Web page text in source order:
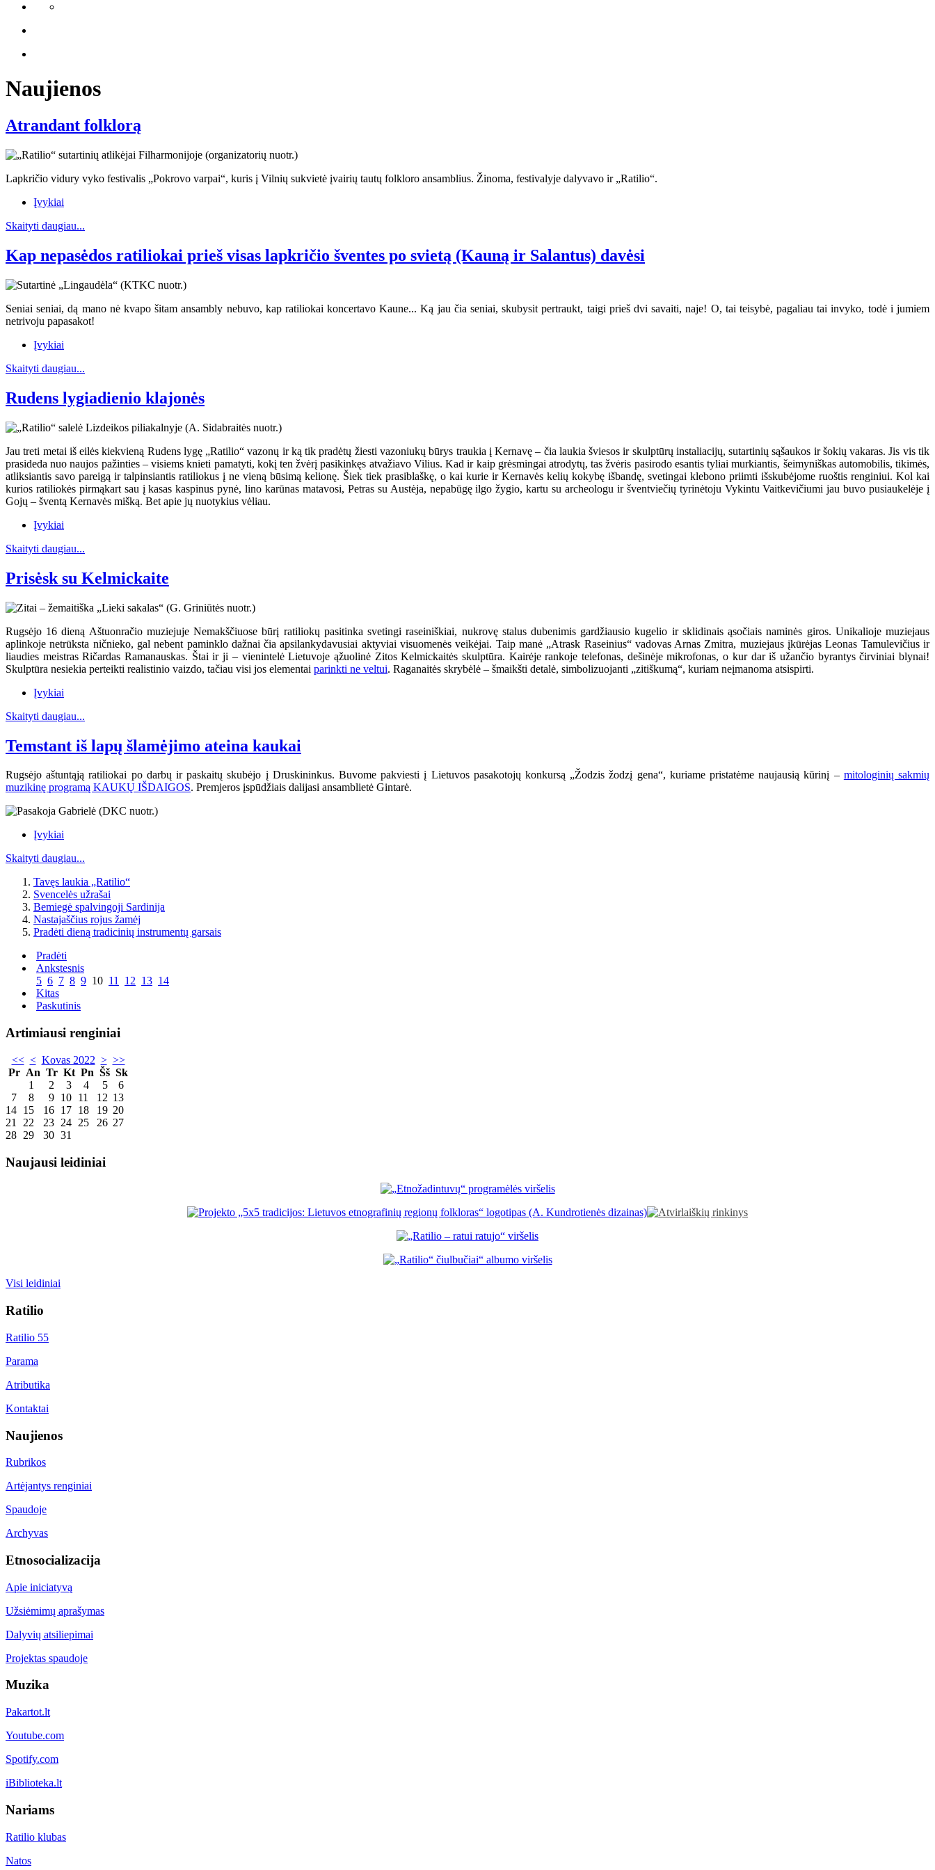
Naujienos
Atrandant folklorą
Lapkričio vidury vyko festivalis „Pokrovo varpai“, kuris į Vilnių sukvietė įvairių tautų folkloro ansamblius. Žinoma, festivalyje dalyvavo ir „Ratilio“.
Įvykiai
Skaityti daugiau...
Kap nepasėdos ratiliokai prieš visas lapkričio šventes po svietą (Kauną ir Salantus) davėsi
Seniai seniai, dą mano nė kvapo šitam ansambly nebuvo, kap ratiliokai koncertavo Kaune... Ką jau čia seniai, skubysit pertraukt, taigi prieš dvi savaiti, naje! O, tai teisybė, pagaliau tai invyko, todė i jumiem
netrivoju papasakot!
Įvykiai
Skaityti daugiau...
Rudens lygiadienio klajonės
Jau treti metai iš eilės kiekvieną Rudens lygę „Ratilio“ vazonų ir ką tik pradėtų žiesti vazoniukų būrys traukia į Kernavę – čia laukia šviesos ir skulptūrų instaliacijų, sutartinių sąšaukos ir šokių vakaras. Jis vis tik
prasideda nuo naujos pažinties – visiems knieti pamatyti, kokį ten žvėrį pasikinkęs atvažiavo Vilius. Kad ir kaip grėsmingai atrodytų, tas žvėris pasirodo esantis tyliai murkiantis, šeimyniškas automobilis, tikimės,
atliksiantis savo pareigą ir talpinsiantis ratiliokus į ne vieną būsimą kelionę. Šiek tiek prasiblaškę, o kai kurie ir Kernavės kelių kokybę išbandę, svetingai klebono priimti išskubėjome ruoštis renginiui. Kol kai
kurios ratiliokės pirmąkart sau į kasas kaspinus pynė, lino karūnas matavosi, Petras su Austėja, nepabūgę ilgo žygio, kartu su archeologu ir šventviečių tyrinėtoju Vykintu Vaitkevičiumi jau buvo pusiaukelėje į
Gojų – šventą Kernavės mišką. Bet apie jų nuotykius vėliau.
Įvykiai
Skaityti daugiau...
Prisėsk su Kelmickaite
Rugsėjo 16 dieną Aštuonračio muziejuje Nemakščiuose būrį ratiliokų pasitinka svetingi raseiniškiai, nukrovę stalus dubenimis gardžiausio kugelio ir sklidinais ąsočiais naminės giros. Unikalioje muziejaus
aplinkoje netrūksta ničnieko, gal nebent paminklo dažnai čia apsilankydavusiai aktyviai visuomenės veikėjai. Taip manė „Atrask Raseinius“ vadovas Arnas Zmitra, muziejaus įkūrėjas Leonas Tamulevičius ir
liaudies meistras Ričardas Ramanauskas. Štai ir ji – vienintelė Lietuvoje ąžuolinė Zitos Kelmickaitės skulptūra. Kairėje rankoje telefonas, dešinėje mikrofonas, o kur dar iš užančio byrantys čirviniai blynai!
Skulptūra nesiekia perteikti realistinio vaizdo, tačiau visi jos elementai parinkti ne veltui. Raganaitės skrybėlė – šmaikšti detalė, simbolizuojanti „zitiškumą“, kuriam neįmanoma atsispirti.
Įvykiai
Skaityti daugiau...
Temstant iš lapų šlamėjimo ateina kaukai
Rugsėjo aštuntąją ratiliokai po darbų ir paskaitų skubėjo į Druskininkus. Buvome pakviesti į Lietuvos pasakotojų konkursą „Žodzis žodzį gena“, kuriame pristatėme naujausią kūrinį – mitologinių sakmių
muzikinę programą KAUKŲ IŠDAIGOS. Premjeros įspūdžiais dalijasi ansamblietė Gintarė.
Įvykiai
Skaityti daugiau...
Tavęs laukia „Ratilio“
Svencelės užrašai
Bemiegė spalvingoji Sardinija
Nastajaščius rojus žamėj
Pradėti dieną tradicinių instrumentų garsais
Pradėti
Ankstesnis
5 6 7 8 9 10 11 12 13 14
Kitas
Paskutinis
Artimiausi renginiai
<< < Kovas 2022 > >>
Pr An Tr Kt Pn Šš Sk
1
2 3 4 5
6
7
8 9 10 11 12 13
14 15 16 17 18 19 20
21
22 23 24 25 26 27
28 29 30 31
Naujausi leidiniai
Visi leidiniai
Ratilio
Ratilio 55
Parama
Atributika
Kontaktai
Naujienos
Rubrikos
Artėjantys renginiai
Spaudoje
Archyvas
Etnosocializacija
Apie iniciatyvą
Užsiėmimų aprašymas
Dalyvių atsiliepimai
Projektas spaudoje
Muzika
Pakartot.lt
Youtube.com
Spotify.com
iBiblioteka.lt
Nariams
Ratilio klubas
Natos